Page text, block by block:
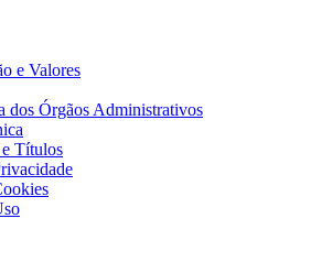
e Valores
dos Órgãos Administrativos
Títulos